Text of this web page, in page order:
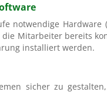
notwendige
Mitarbeiter bereits
installiert werden.
sicher zu